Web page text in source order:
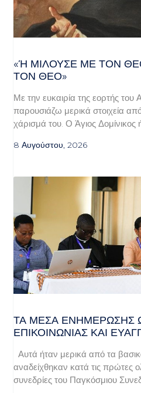
«Ή ΜΙΛΟΎΣΕ ΜΕ ΤΟΝ ΘΕΌ
Ν ΘΕΌ»
Με την ευκαιρία της εορτής του
παρουσιάζω μερικά στοιχεία
χάρισμά του. Ο Άγιος Δομίνικος
8 Αυγούστου, 2026
ΤΑ ΜΈΣΑ ΕΝΗΜΈΡΩΣΗΣ
ΕΠΙΚΟΙΝΩΝΊΑΣ ΚΑΙ
Αυτά ήταν μερικά από τα
αναδείχθηκαν κατά τις πρώτες
συνεδρίες του Παγκόσμιου